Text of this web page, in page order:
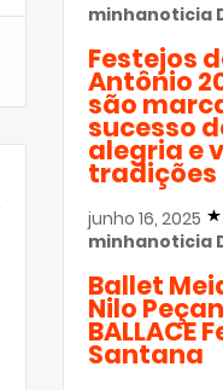
minhanoticia
Festejos
Antônio
são
sucesso
alegria e
tradições
junho 16, 2025
minhanoticia
Ballet
Nilo
BALLACE
Santana